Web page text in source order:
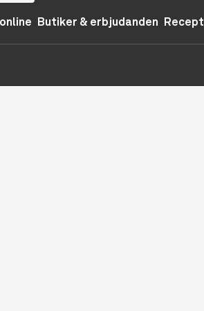
Butiker & erbjudanden Recept